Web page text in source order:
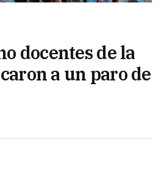
docentes de la
a un paro de